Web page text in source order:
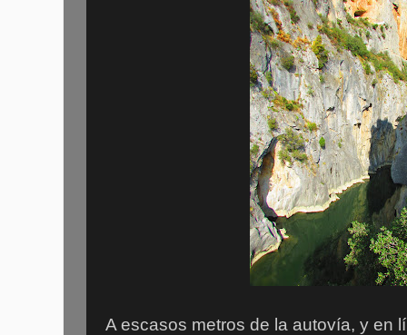
A escasos metros de la autovía, y en